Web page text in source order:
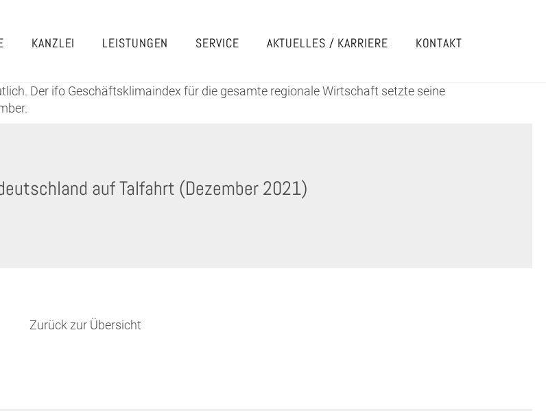
KANZLEI LEISTUNGEN SERVICE AKTUELLES / KARRIERE KONTAKT
Der ifo Geschäftsklimaindex für die gesamte regionale Wirtschaft setzte seine
auf Talfahrt (Dezember 2021)
Zurück zur Übersicht